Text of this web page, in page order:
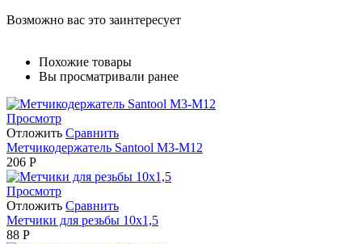
Возможно вас это заинтересует
Похожие товары
Вы просматривали ранее
Просмотр
Отложить Сравнить
Метчикодержатель Santool М3-М12
206 Р
Просмотр
Отложить Сравнить
Метчики для резьбы 10х1,5
88 Р